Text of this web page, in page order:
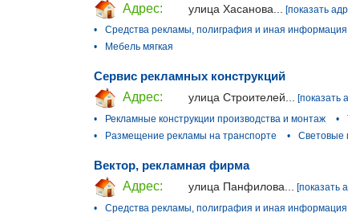
Адрес:
улица Хасанова...
[показать
•
Средства рекламы, полиграфия и иная информация
•
Мебель мягкая
Сервис рекламных конструкций
Адрес:
улица Строителей... [показать
•
Рекламные конструкции производства и монтаж •
•
Размещение рекламы на транспорте • Световые
Вектор, рекламная фирма
Адрес:
улица Панфилова... [показать
•
Средства рекламы, полиграфия и иная информация